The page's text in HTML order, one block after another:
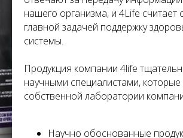
нашего организма, и 4Life считает
главной задачей поддержку
системы.
Продукция компании 4life
научными специалистами,
собственной лаборатории
Научно обоснованные